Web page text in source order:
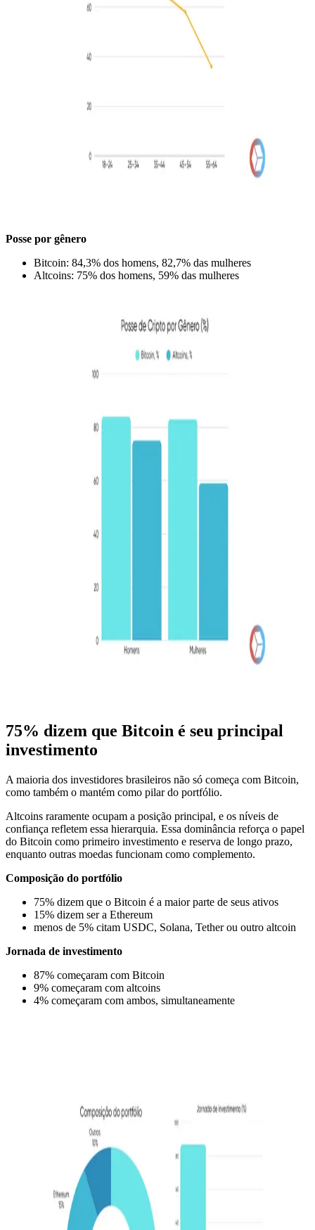
Posse por gênero
Bitcoin: 84,3% dos homens, 82,7% das mulheres
Altcoins: 75% dos homens, 59% das mulheres
75% dizem que Bitcoin é seu principal
investimento
A maioria dos investidores brasileiros não só começa com Bitcoin,
como também o mantém como pilar do portfólio.
Altcoins raramente ocupam a posição principal, e os níveis de
confiança refletem essa hierarquia. Essa dominância reforça o papel
do Bitcoin como primeiro investimento e reserva de longo prazo,
enquanto outras moedas funcionam como complemento.
Composição do portfólio
75% dizem que o Bitcoin é a maior parte de seus ativos
15% dizem ser a Ethereum
menos de 5% citam USDC, Solana, Tether ou outro altcoin
Jornada de investimento
87% começaram com Bitcoin
9% começaram com altcoins
4% começaram com ambos, simultaneamente